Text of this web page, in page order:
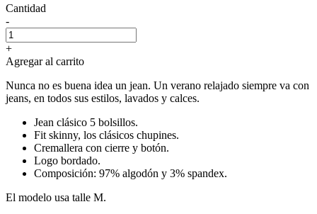
Cantidad
-
+
Agregar al carrito
Nunca no es buena idea un jean. Un verano relajado siempre va con
jeans, en todos sus estilos, lavados y calces.
Jean clásico 5 bolsillos.
Fit skinny, los clásicos chupines.
Cremallera con cierre y botón.
Logo bordado.
Composición: 97% algodón y 3% spandex.
El modelo usa talle M.